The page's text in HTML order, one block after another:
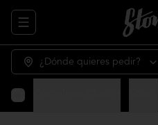
Abrir menu de navegación
¿Dónde quieres pedir?